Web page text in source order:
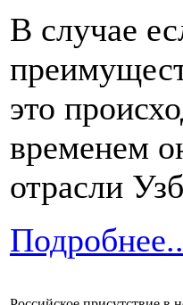
В случае
это
временем
отрасли